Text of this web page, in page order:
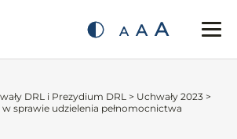
A A A
DRL i Prezydium DRL > Uchwały 2023 >
w sprawie udzielenia pełnomocnictwa